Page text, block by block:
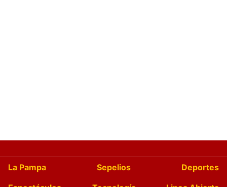
La Pampa Sepelios
Deportes